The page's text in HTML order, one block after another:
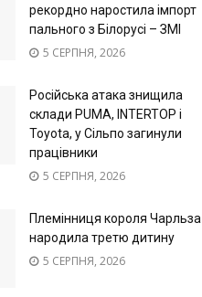
рекордно наростила імпорт
пального з Білорусі – ЗМІ
5 СЕРПНЯ, 2026
Російська атака знищила
склади PUMA, INTERTOP і
Toyota, у Сільпо загинули
працівники
5 СЕРПНЯ, 2026
Племінниця короля Чарльза
народила третю дитину
5 СЕРПНЯ, 2026